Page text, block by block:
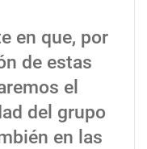
en que, por
de estas
el
del grupo
en las